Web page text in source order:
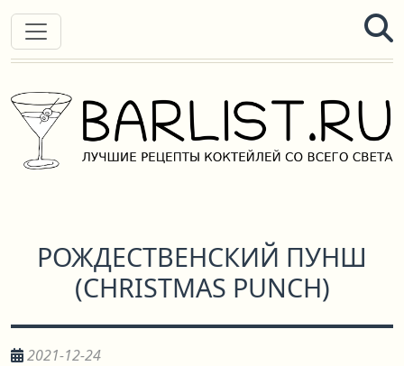
РОЖДЕСТВЕНСКИЙ ПУНШ
(CHRISTMAS PUNCH)
2021-12-24